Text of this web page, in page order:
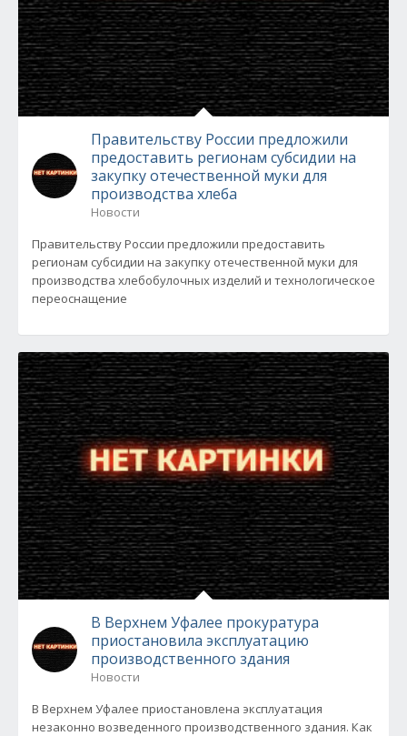
Правительству России предложили
предоставить регионам субсидии на
закупку отечественной муки для
производства хлеба
Новости
Правительству России предложили предоставить
регионам субсидии на закупку отечественной муки для
производства хлебобулочных изделий и технологическое
переоснащение
В Верхнем Уфалее прокуратура
приостановила эксплуатацию
производственного здания
Новости
В Верхнем Уфалее приостановлена эксплуатация
незаконно возведенного производственного здания. Как